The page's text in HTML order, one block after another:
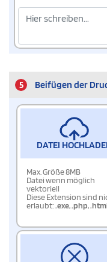
5 Beifügen der
DATEI
Max. Größe 8MB
Datei wenn möglich
vektoriell
Diese Extension sind
erlaubt:.exe,.php,